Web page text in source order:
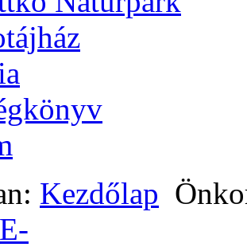
Kezdőlap